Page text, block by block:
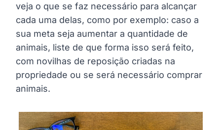
veja o que se faz necessário para alcançar
cada uma delas, como por exemplo: caso a
sua meta seja aumentar a quantidade de
animais, liste de que forma isso será feito,
com novilhas de reposição criadas na
propriedade ou se será necessário comprar
animais.